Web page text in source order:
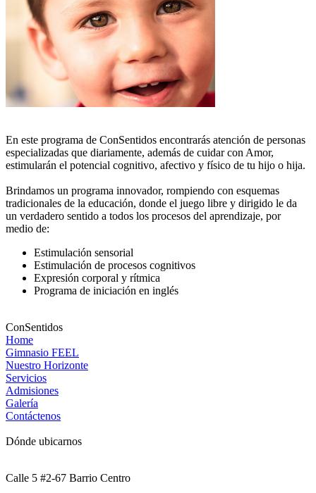
En este programa de ConSentidos encontrarás atención de personas
especializadas que diariamente, además de cuidar con Amor,
estimularán el potencial cognitivo, afectivo y físico de tu hijo o hija.
Brindamos un programa innovador, rompiendo con esquemas
tradicionales de la educación, donde el juego libre y dirigido le da
un verdadero sentido a todos los procesos del aprendizaje, por
medio de:
Estimulación sensorial
Estimulación de procesos cognitivos
Expresión corporal y rítmica
Programa de iniciación en inglés
ConSentidos
Home
Gimnasio FEEL
Nuestro Horizonte
Servicios
Admisiones
Galería
Contáctenos
Dónde ubicarnos
Calle 5 #2-67 Barrio Centro